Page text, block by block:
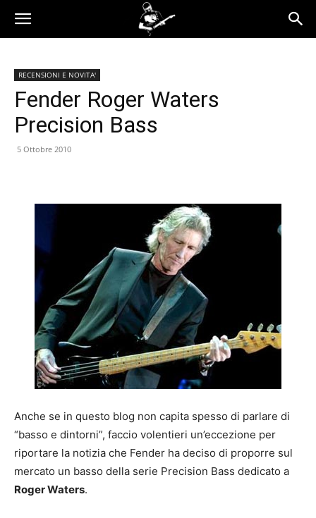
RECENSIONI E NOVITA'
Fender Roger Waters
Precision Bass
5 Ottobre 2010
Anche se in questo blog non capita spesso di parlare di
“basso e dintorni”, faccio volentieri un’eccezione per
riportare la notizia che Fender ha deciso di proporre sul
mercato un basso della serie Precision Bass dedicato a
Roger Waters.